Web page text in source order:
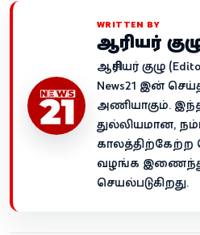
WRITTEN BY
ஆசிரியர்
ஆசிரியர் குழு
News21 இன்
அணியாகும்.
துல்லியமான,
காலத்திற்கேற்ற
வழங்க
செயல்படுகிறது.